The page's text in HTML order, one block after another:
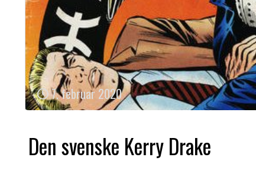
7. februar 2020
Den svenske Kerry Drake